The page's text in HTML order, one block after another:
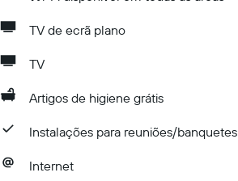
TV de ecrã plano
TV
Artigos de higiene grátis
Instalações para reuniões/banquetes
Internet